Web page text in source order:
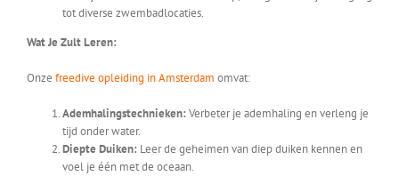
tot diverse zwembadlocaties.
Wat Je Zult Leren:
Onze freedive opleiding in Amsterdam omvat:
Ademhalingstechnieken: Verbeter je ademhaling en verleng je
tijd onder water.
Diepte Duiken: Leer de geheimen van diep duiken kennen en
voel je één met de oceaan.